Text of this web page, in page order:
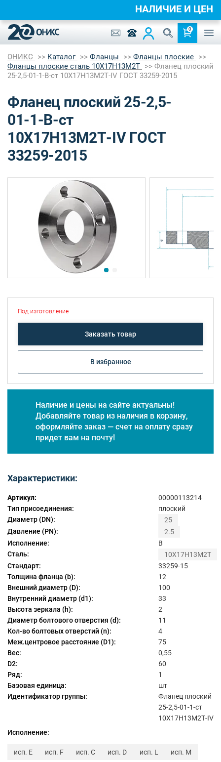
0
ОНИКС Каталог Фланцы
Фланцы плоские
Фланцы плоские сталь 10Х17Н13М2Т
Фланец плоский
25-2,5-01-1-B-ст 10Х17Н13М2Т-IV ГОСТ 33259-2015
Фланец плоский 25-2,5-
01-1-B-ст
10Х17Н13М2Т-IV ГОСТ
33259-2015
Под изготовление
Заказать товар
В избранное
Наличие и цены на сайте актуальны!
Добавляйте товар из наличия в корзину,
оформляйте заказ — счет на оплату сразу
придет вам на почту!
Характеристики:
Артикул:
00000113214
Тип присоединения:
плоский
Диаметр (DN):
25
Давление (PN):
2.5
Исполнение:
B
Сталь:
10Х17Н13М2Т
Стандарт:
33259-15
Толщина фланца (b):
12
Внешний диаметр (D):
100
Внутренний диаметр (d1):
33
Высота зеркала (h):
2
Диаметр болтового отверстия (d):
11
Кол-во болтовых отверстий (n):
4
Меж.центровое расстояние (D1):
75
Вес:
0,55
D2:
60
Ряд:
1
Базовая единица:
шт
Идентификатор группы:
Фланец плоский
25-2,5-01-1-ст
10Х17Н13М2Т-IV
Исполнение:
исп. E исп. F исп. C исп. D исп. L исп. M
НАЛИЧИЕ И